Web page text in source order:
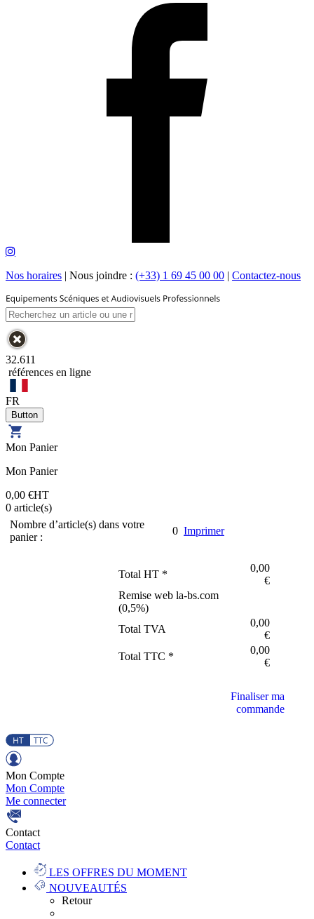
Nos horaires | Nous joindre : (+33) 1 69 45 00 00 | Contactez-nous
32.611
références en ligne
FR
Mon Panier
Mon Panier
0,00 €HT
0 article(s)
Nombre d’article(s) dans votre
panier :
0 Imprimer
Total HT *
0,00
€
Remise web la-bs.com
(0,5%)
Total TVA
0,00
€
Total TTC *
0,00
€
Finaliser ma
commande
Mon Compte
Mon Compte
Me connecter
Contact
Contact
LES OFFRES DU MOMENT
NOUVEAUTÉS
Retour